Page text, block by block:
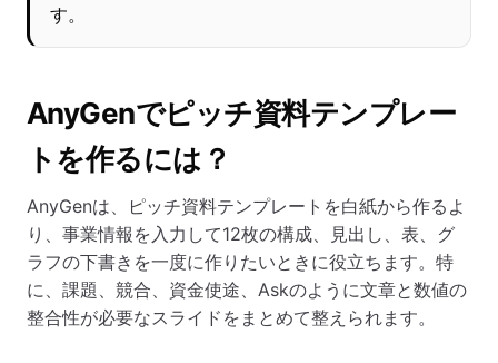
す。
AnyGenでピッチ資料テンプレー
トを作るには？
AnyGenは、ピッチ資料テンプレートを白紙から作るよ
り、事業情報を入力して12枚の構成、見出し、表、グ
ラフの下書きを一度に作りたいときに役立ちます。特
に、課題、競合、資金使途、Askのように文章と数値の
整合性が必要なスライドをまとめて整えられます。